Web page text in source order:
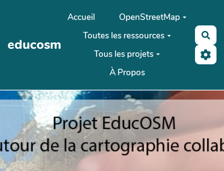
Aller au contenu principal
educosm
Accueil
OpenStreetMap
Toutes les ressources
Tous les projets
À Propos